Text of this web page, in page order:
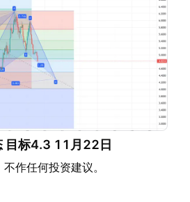
目标4.3 11月22日
作任何投资建议。